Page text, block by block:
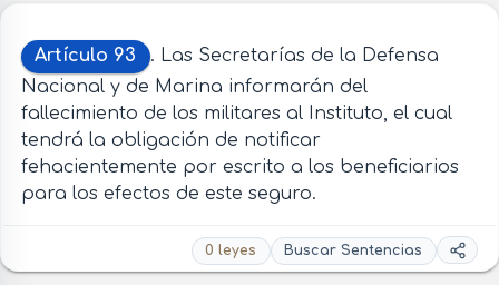
Artículo 93
. Las Secretarías de la Defensa
Nacional y de Marina informarán del
fallecimiento de los militares al Instituto, el cual
tendrá la obligación de notificar
fehacientemente por escrito a los beneficiarios
para los efectos de este seguro.
0 leyes Buscar Sentencias